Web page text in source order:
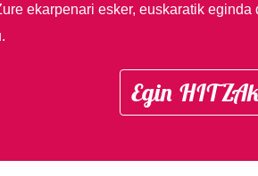
ekarpenari esker, euskaratik
Egin